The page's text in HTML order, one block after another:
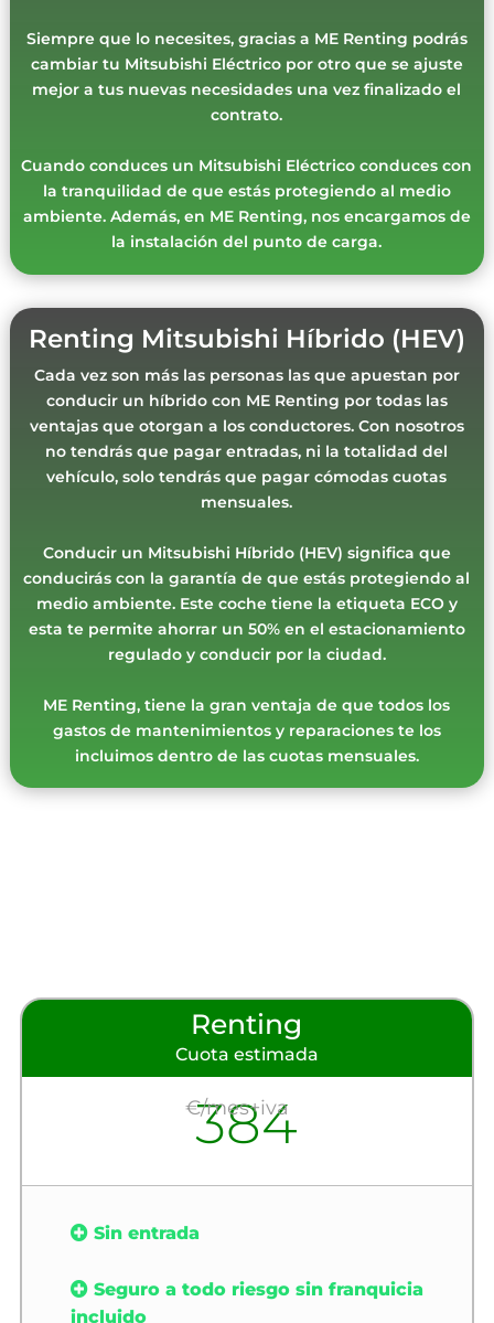
Siempre que lo necesites, gracias a ME Renting podrás
cambiar tu Mitsubishi Eléctrico por otro que se ajuste
mejor a tus nuevas necesidades una vez finalizado el
contrato.
Cuando conduces un Mitsubishi Eléctrico conduces con
la tranquilidad de que estás protegiendo al medio
ambiente. Además, en ME Renting, nos encargamos de
la instalación del punto de carga.
Renting Mitsubishi Híbrido (HEV)
Cada vez son más las personas las que apuestan por
conducir un híbrido con ME Renting por todas las
ventajas que otorgan a los conductores. Con nosotros
no tendrás que pagar entradas, ni la totalidad del
vehículo, solo tendrás que pagar cómodas cuotas
mensuales.
Conducir un Mitsubishi Híbrido (HEV) significa que
conducirás con la garantía de que estás protegiendo al
medio ambiente. Este coche tiene la etiqueta ECO y
esta te permite ahorrar un 50% en el estacionamiento
regulado y conducir por la ciudad.
ME Renting, tiene la gran ventaja de que todos los
gastos de mantenimientos y reparaciones te los
incluimos dentro de las cuotas mensuales.
Renting
Cuota estimada
€/mes+iva
384
Sin entrada
Seguro a todo riesgo sin franquicia
incluido